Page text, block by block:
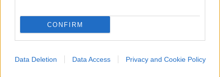
CONFIRM
Data Deletion Data Access Privacy and Cookie Policy